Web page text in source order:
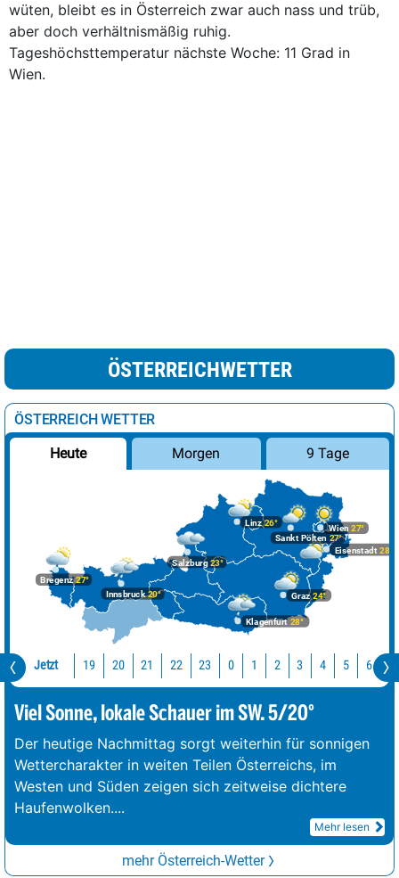
wüten, bleibt es in Österreich zwar auch nass und trüb,
aber doch verhältnismäßig ruhig.
Tageshöchsttemperatur nächste Woche: 11 Grad in
Wien.
ÖSTERREICHWETTER
ÖSTERREICH WETTER
Heute Morgen 9 Tage
Bregenz27°
Graz24°
Innsbruck20°
Klagenfurt 28°
Linz26°
Salzburg23°
Wien 27°
Eisenstadt 28°
Sankt Pölten 27°
Jetzt 19 20 21 22 23 0 1 2 3 4 5 6 7
Viel Sonne, lokale Schauer im SW. 5/20°
Der heutige Nachmittag sorgt weiterhin für sonnigen
Wettercharakter in weiten Teilen Österreichs, im
Westen und Süden zeigen sich zeitweise dichtere
Haufenwolken....
Mehr lesen
mehr Österreich-Wetter